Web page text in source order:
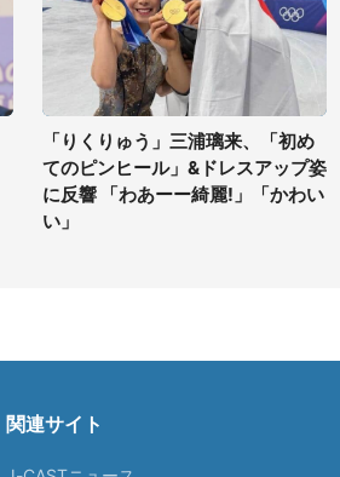
「りくりゅう」三浦璃来、「初め
てのピンヒール」&ドレスアップ姿
に反響 「わあーー綺麗!」「かわい
い」
関連サイト